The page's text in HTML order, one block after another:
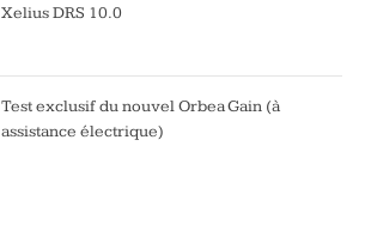
Xelius DRS 10.0
Test exclusif du nouvel Orbea Gain (à
assistance électrique)